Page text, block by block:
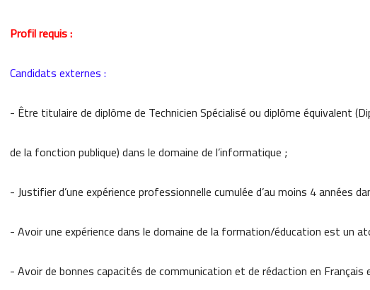
Profil requis :
Candidats externes :
- Être titulaire de diplôme de Technicien Spécialisé ou diplôme équivalent
de la fonction publique) dans le domaine de l’informatique ;
- Justifier d’une expérience professionnelle cumulée d’au moins 4 années
- Avoir une expérience dans le domaine de la formation/éducation est un
- Avoir de bonnes capacités de communication et de rédaction en Français